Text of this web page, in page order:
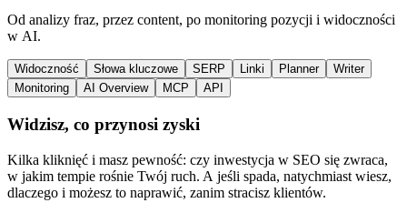
Od analizy fraz, przez content, po monitoring pozycji i widoczności
w AI.
Widoczność Słowa kluczowe SERP Linki Planner
Writer
Monitoring
AI Overview MCP API
Widzisz, co przynosi zyski
Kilka kliknięć i masz pewność: czy inwestycja w SEO się zwraca,
w jakim tempie rośnie Twój ruch. A jeśli spada, natychmiast wiesz,
dlaczego i możesz to naprawić, zanim stracisz klientów.